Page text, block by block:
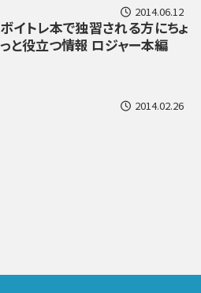
2014.06.12
ボイトレ本で独習される方にちょ
っと役立つ情報 ロジャー本編
2014.02.26